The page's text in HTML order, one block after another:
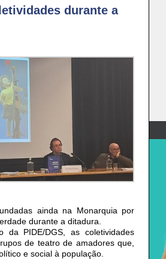
durante a
ainda na Monarquia por
durante a ditadura.
PIDE/DGS, as coletividades
de teatro de amadores que,
e social à população.